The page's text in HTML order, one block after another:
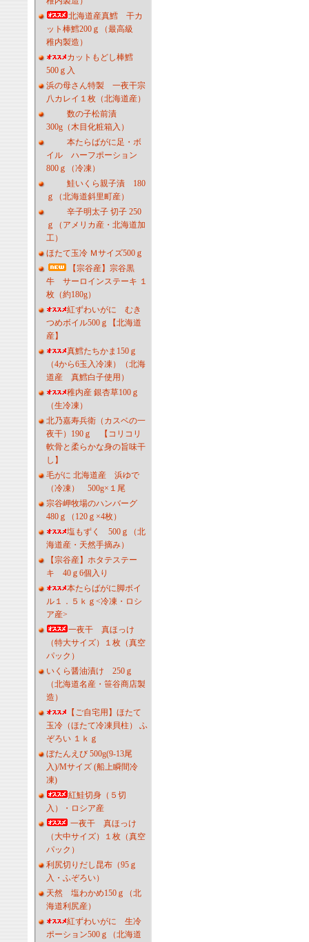
北海道産真鱈 干カ
ット棒鱈200ｇ（最高級
稚内製造）
カットもどし棒鱈
500ｇ入
浜の母さん特製 一夜干宗
八カレイ１枚（北海道産）
数の子松前漬
300g（木目化粧箱入）
本たらばがに足・ボ
イル ハーフポーション
800ｇ（冷凍）
鮭いくら親子漬 180
ｇ（北海道斜里町産）
辛子明太子 切子 250
ｇ（アメリカ産・北海道加
工）
ほたて玉冷 Ｍサイズ500ｇ
【宗谷産】宗谷黒
牛 サーロインステーキ １
枚（約180g）
紅ずわいがに むき
つめボイル500ｇ【北海道
産】
真鱈たちかま150ｇ
（4から6玉入冷凍）（北海
道産 真鱈白子使用）
稚内産 銀杏草100ｇ
（生冷凍）
北乃嘉寿兵衛（カスベの一
夜干）190ｇ 【コリコリ
軟骨と柔らかな身の旨味干
し】
毛がに 北海道産 浜ゆで
（冷凍） 500g×１尾
宗谷岬牧場のハンバーグ
480ｇ（120ｇ×4枚）
塩もずく 500ｇ（北
海道産・天然手摘み）
【宗谷産】ホタテステー
キ 40ｇ6個入り
本たらばがに脚ボイ
ル１．５ｋｇ<冷凍・ロシ
ア産>
一夜干 真ほっけ
（特大サイズ）１枚（真空
パック）
いくら醤油漬け 250ｇ
（北海道名産・笹谷商店製
造）
【ご自宅用】ほたて
玉冷（ほたて冷凍貝柱） ふ
ぞろい １ｋｇ
ぼたんえび 500g(9-13尾
入)/Mサイズ (船上瞬間冷
凍)
紅鮭切身（５切
入）・ロシア産
一夜干 真ほっけ
（大中サイズ）１枚（真空
パック）
利尻切りだし昆布（95ｇ
入・ふぞろい）
天然 塩わかめ150ｇ（北
海道利尻産）
紅ずわいがに 生冷
ポーション500ｇ（北海道